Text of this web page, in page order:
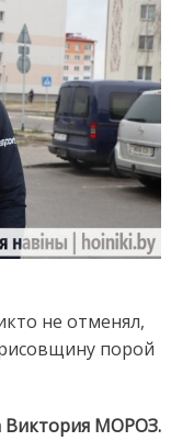
не отменял,
порой
МОРОЗ.